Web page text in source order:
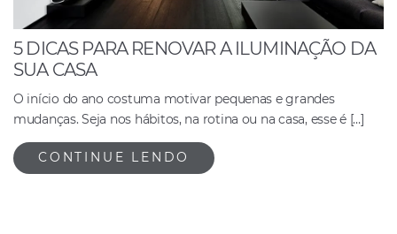
5 DICAS PARA RENOVAR A ILUMINAÇÃO DA
SUA CASA
O início do ano costuma motivar pequenas e grandes
mudanças. Seja nos hábitos, na rotina ou na casa, esse é […]
CONTINUE LENDO